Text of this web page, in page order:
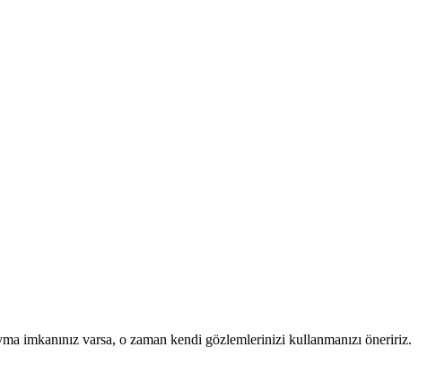
imkanınız varsa, o zaman kendi gözlemlerinizi kullanmanızı öneririz.